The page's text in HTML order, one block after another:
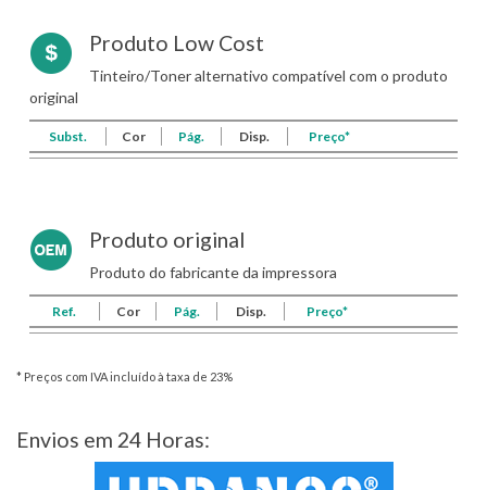
Produto Low Cost
Tinteiro/Toner alternativo compatível com o produto
original
Subst. Cor Pág. Disp. Preço*
Produto original
Produto do fabricante da impressora
Ref. Cor Pág. Disp. Preço*
* Preços com IVA incluído à taxa de 23%
Envios em 24 Horas: